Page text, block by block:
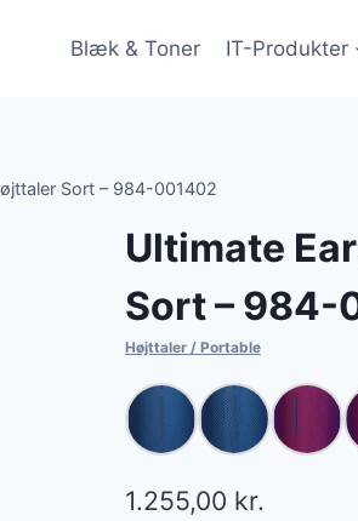
Blæk & Toner IT-Produkter
Sort – 984-001402
Ultimate
Sort – 984-
Højttaler / Portable
1.255,00 kr.